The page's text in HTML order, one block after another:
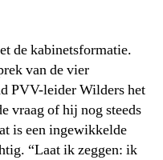
de kabinetsformatie.
van de vier
PVV-leider Wilders het
vraag of hij nog steeds
is een ingewikkelde
“Laat ik zeggen: ik